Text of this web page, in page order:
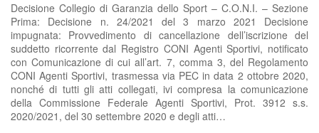
Decisione Collegio di Garanzia dello Sport – C.O.N.I. – Sezione
Prima: Decisione n. 24/2021 del 3 marzo 2021 Decisione
impugnata: Provvedimento di cancellazione dell’iscrizione del
suddetto ricorrente dal Registro CONI Agenti Sportivi, notificato
con Comunicazione di cui all’art. 7, comma 3, del Regolamento
CONI Agenti Sportivi, trasmessa via PEC in data 2 ottobre 2020,
nonché di tutti gli atti collegati, ivi compresa la comunicazione
della Commissione Federale Agenti Sportivi, Prot. 3912 s.s.
2020/2021, del 30 settembre 2020 e degli atti…